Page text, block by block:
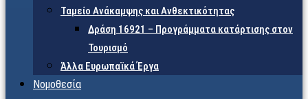
Ταμείο Ανάκαμψης και Ανθεκτικότητας
Δράση 16921 – Προγράμματα κατάρτισης στον
Τουρισμό
Άλλα Ευρωπαϊκά Έργα
Νομοθεσία